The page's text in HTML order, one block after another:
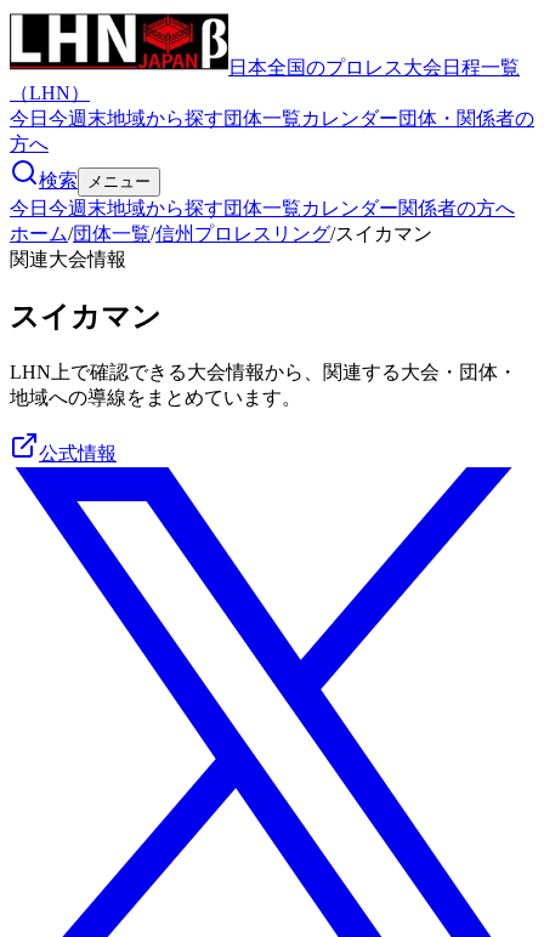
日本全国のプロレス大会日程一覧
（LHN）
今日 今週末地域から探す団体一覧カレンダー団体・関係者の
方へ
検索
メニュー
今日 今週末地域から探す団体一覧カレンダー関係者の方へ
ホーム/団体一覧/信州プロレスリング/スイカマン
関連大会情報
スイカマン
LHN上で確認できる大会情報から、関連する大会・団体・
地域への導線をまとめています。
公式情報